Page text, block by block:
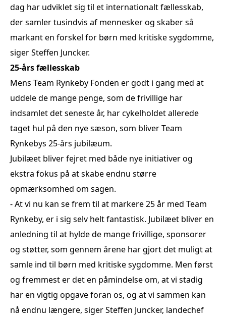
dag har udviklet sig til et internationalt fællesskab,
der samler tusindvis af mennesker og skaber så
markant en forskel for børn med kritiske sygdomme,
siger Steffen Juncker.
25-års fællesskab
Mens Team Rynkeby Fonden er godt i gang med at
uddele de mange penge, som de frivillige har
indsamlet det seneste år, har cykelholdet allerede
taget hul på den nye sæson, som bliver Team
Rynkebys 25-års jubilæum.
Jubilæet bliver fejret med både nye initiativer og
ekstra fokus på at skabe endnu større
opmærksomhed om sagen.
- At vi nu kan se frem til at markere 25 år med Team
Rynkeby, er i sig selv helt fantastisk. Jubilæet bliver en
anledning til at hylde de mange frivillige, sponsorer
og støtter, som gennem årene har gjort det muligt at
samle ind til børn med kritiske sygdomme. Men først
og fremmest er det en påmindelse om, at vi stadig
har en vigtig opgave foran os, og at vi sammen kan
nå endnu længere, siger Steffen Juncker, landechef